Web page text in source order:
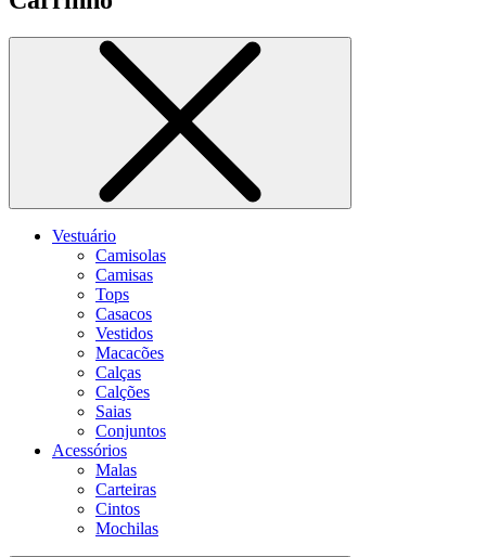
Vestuário
Camisolas
Camisas
Tops
Casacos
Vestidos
Macacões
Calças
Calções
Saias
Conjuntos
Acessórios
Malas
Carteiras
Cintos
Mochilas